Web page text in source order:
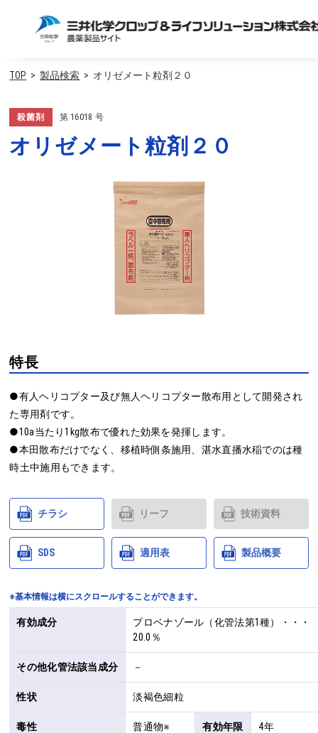
TOP 製品検索 オリゼメート粒剤２０
殺菌剤 第 16018 号
オリゼメート粒剤２０
特長
●有人ヘリコプター及び無人ヘリコプター散布用として開発され
た専用剤です。
●10a当たり1kg散布で優れた効果を発揮します。
●本田散布だけでなく、移植時側条施用、湛水直播水稲でのは種
時土中施用もできます。
チラシ リーフ 技術資料
SDS 適用表 製品概要
※基本情報は横にスクロールすることができます。
有効成分
プロベナゾール（化管法第1種）・・・
20.0％
その他化管法該当成分 －
性状 淡褐色細粒
毒性 普通物※ 有効年限 4年